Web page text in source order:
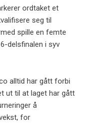
ordtaket et
seg til
spille en femte
delsfinalen i syv
alltid har gått forbi
ut til at laget har gått
å
for